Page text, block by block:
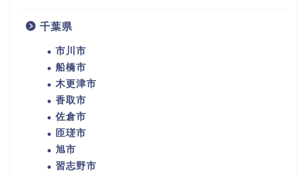
千葉県
市川市
船橋市
木更津市
香取市
佐倉市
匝瑳市
旭市
習志野市